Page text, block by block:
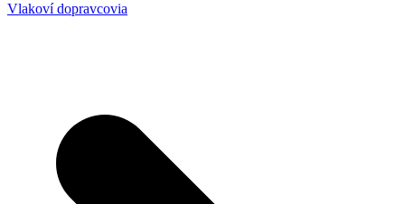
Vlakoví dopravcovia